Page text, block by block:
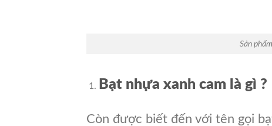
Sản
Bạt nhựa xanh cam là gì ?
Còn được biết đến với tên gọi